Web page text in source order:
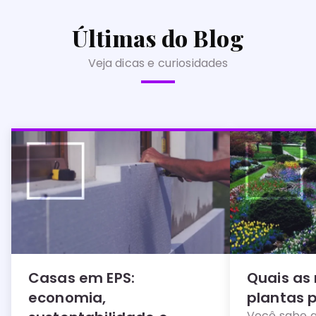
Últimas do Blog
Veja dicas e curiosidades
Casas em EPS:
economia,
Quais
plantas